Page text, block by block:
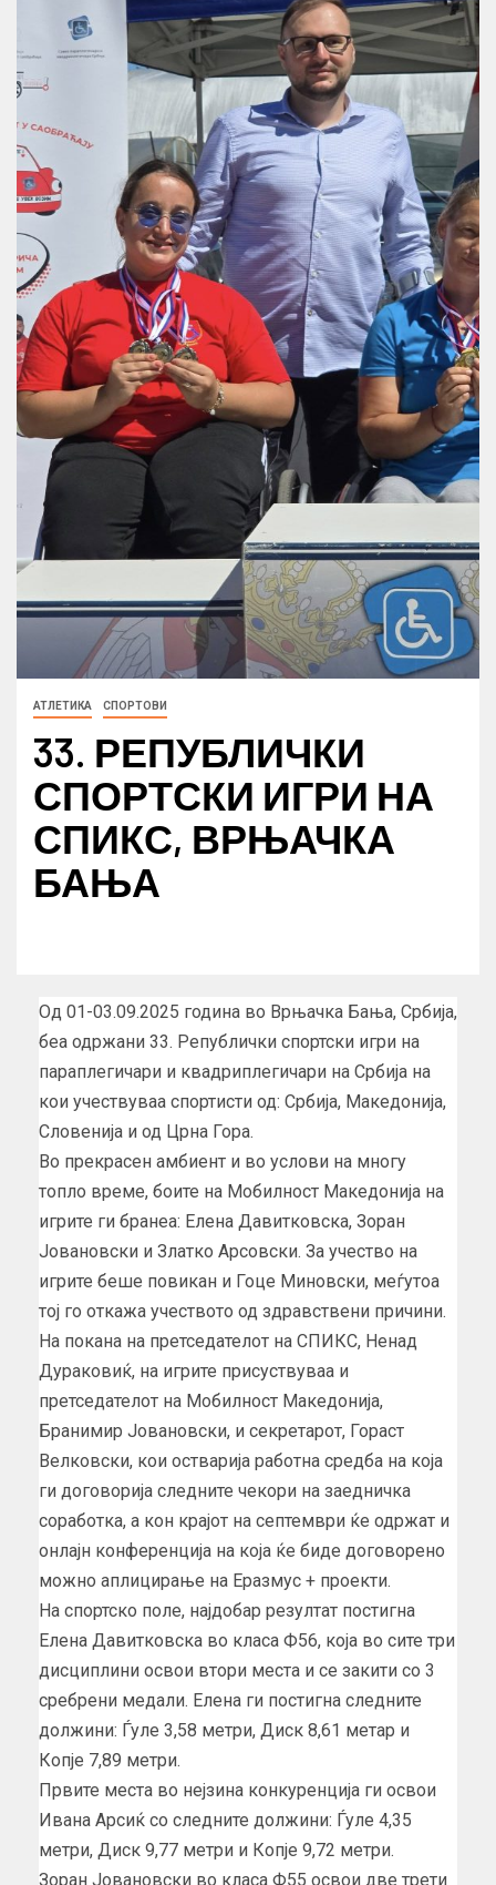
АТЛЕТИКА СПОРТОВИ
33. РЕПУБЛИЧКИ
СПОРТСКИ ИГРИ НА
СПИКС, ВРЊАЧКА
БАЊА
Од 01-03.09.2025 година во Врњачка Бања, Србија,
беа одржани 33. Републички спортски игри на
параплегичари и квадриплегичари на Србија на
кои учествуваа спортисти од: Србија, Македонија,
Словенија и од Црна Гора.
Во прекрасен амбиент и во услови на многу
топло време, боите на Мобилност Македонија на
игрите ги бранеа: Елена Давитковска, Зоран
Јовановски и Златко Арсовски. За учество на
игрите беше повикан и Гоце Миновски, меѓутоа
тој го откажа учеството од здравствени причини.
На покана на претседателот на СПИКС, Ненад
Дураковиќ, на игрите присуствуваа и
претседателот на Мобилност Македонија,
Бранимир Јовановски, и секретарот, Гораст
Велковски, кои остварија работна средба на која
ги договорија следните чекори на заедничка
соработка, а кон крајот на септември ќе одржат и
онлајн конференција на која ќе биде договорено
можно аплицирање на Еразмус + проекти.
На спортско поле, најдобар резултат постигна
Елена Давитковска во класа Ф56, која во сите три
дисциплини освои втори места и се закити со 3
сребрени медали. Елена ги постигна следните
должини: Ѓуле 3,58 метри, Диск 8,61 метар и
Копје 7,89 метри.
Првите места во нејзина конкуренција ги освои
Ивана Арсиќ со следните должини: Ѓуле 4,35
метри, Диск 9,77 метри и Копје 9,72 метри.
Зоран Јовановски во класа Ф55 освои две трети